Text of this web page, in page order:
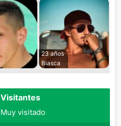
23 años
Biasca
Visitantes
Muy visitado